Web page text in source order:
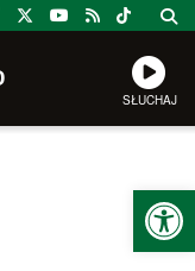
SŁUCHAJ